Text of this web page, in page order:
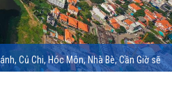
Củ Chi, Hóc Môn, Nhà Bè, Cần Giờ sẽ